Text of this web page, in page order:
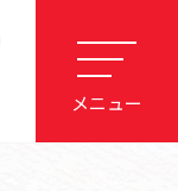
メニュー